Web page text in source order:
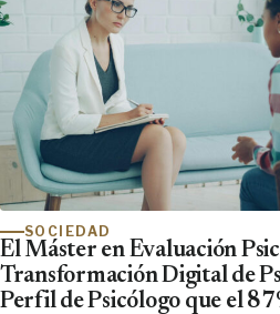
SOCIEDAD
El Máster en Evaluación
Transformación Digital de
Perfil de Psicólogo que el